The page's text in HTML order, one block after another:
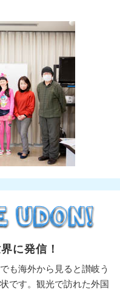
に発信！
も海外から見ると讃岐う
です。観光で訪れた外国